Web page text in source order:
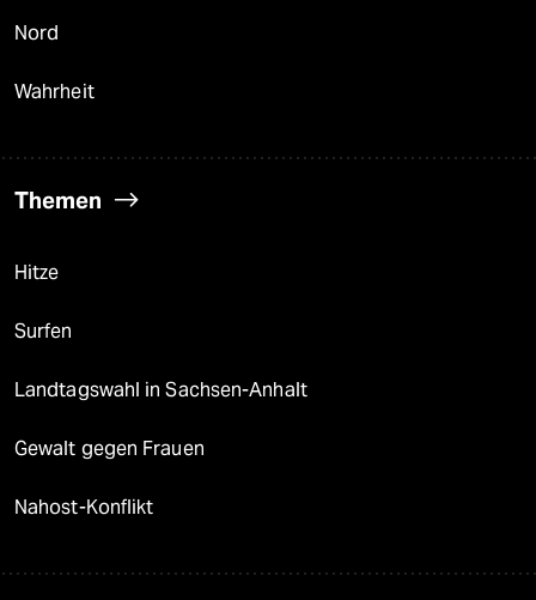
Nord
Wahrheit
Themen
Hitze
Surfen
Landtagswahl in Sachsen-Anhalt
Gewalt gegen Frauen
Nahost-Konflikt